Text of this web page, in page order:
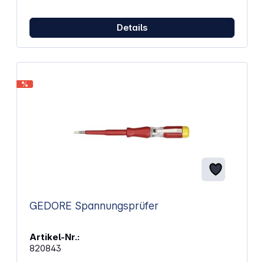
Details
%
GEDORE Spannungsprüfer
Artikel-Nr.:
820843